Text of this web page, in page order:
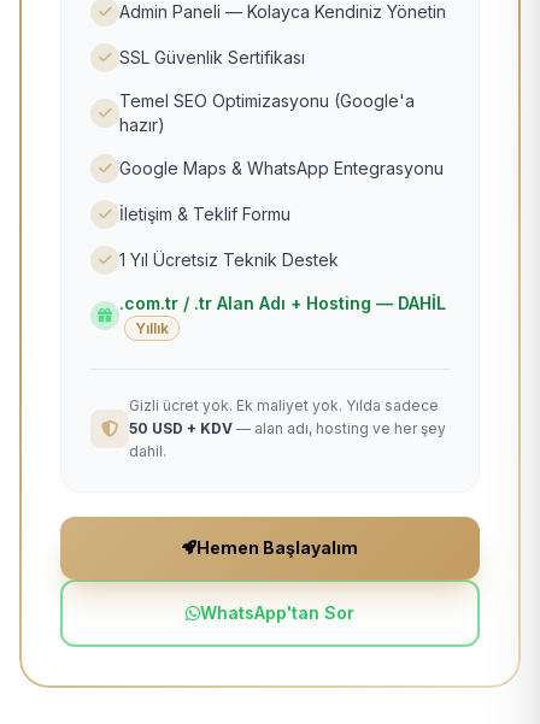
Admin Paneli — Kolayca Kendiniz Yönetin
SSL Güvenlik Sertifikası
Temel SEO Optimizasyonu (Google'a
hazır)
Google Maps & WhatsApp Entegrasyonu
İletişim & Teklif Formu
1 Yıl Ücretsiz Teknik Destek
.com.tr / .tr Alan Adı + Hosting — DAHİL
Yıllık
Gizli ücret yok. Ek maliyet yok. Yılda sadece
50 USD + KDV — alan adı, hosting ve her şey
dahil.
Hemen Başlayalım
WhatsApp'tan Sor